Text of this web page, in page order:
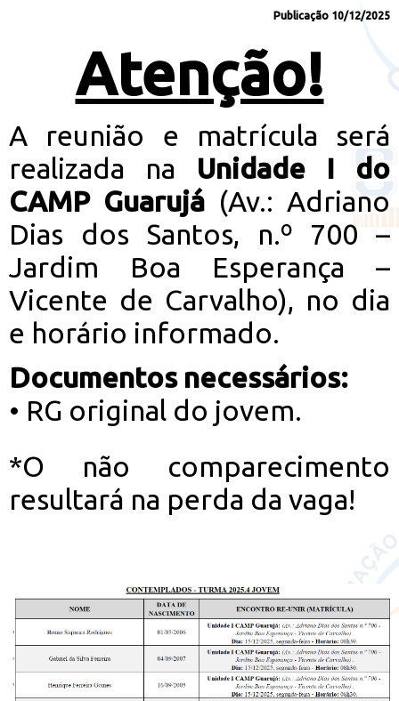
Publicação 10/12/2025
Atenção!
A reunião e matrícula será
realizada na Unidade I do
CAMP Guarujá (Av.: Adriano
Dias dos Santos, n.º 700 –
Jardim Boa Esperança –
Vicente de Carvalho), no dia
e horário informado.
Documentos necessários:
• RG original do jovem.
*O não comparecimento
resultará na perda da vaga!